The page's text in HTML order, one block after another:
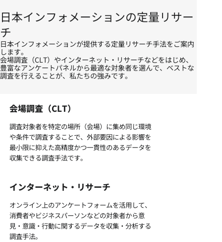
日本インフォメーションの定量リサー
チ
日本インフォメーションが提供する定量リサーチ手法をご案内
します。
会場調査（CLT）やインターネット・リサーチなどをはじめ、
豊富なアンケートパネルから最適な対象者を選んで、ベストな
調査を行えることが、私たちの強みです。
会場調査（CLT）
調査対象者を特定の場所（会場）に集め同じ環境
や条件で調査することで、外部要因による影響を
最小限に抑えた高精度かつ一貫性のあるデータを
収集できる調査手法です。
インターネット・リサーチ
オンライン上のアンケートフォームを活用して、
消費者やビジネスパーソンなどの対象者から意
見・意識・行動に関するデータを収集・分析する
調査手法。